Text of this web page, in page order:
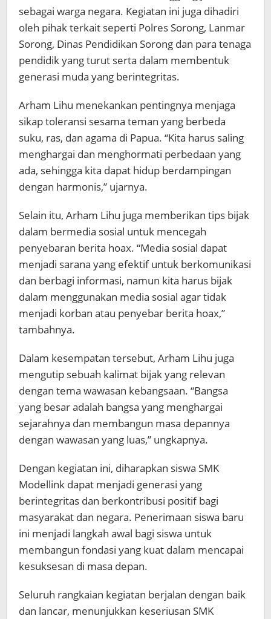
sebagai warga negara. Kegiatan ini juga dihadiri
oleh pihak terkait seperti Polres Sorong, Lanmar
Sorong, Dinas Pendidikan Sorong dan para tenaga
pendidik yang turut serta dalam membentuk
generasi muda yang berintegritas.
Arham Lihu menekankan pentingnya menjaga
sikap toleransi sesama teman yang berbeda
suku, ras, dan agama di Papua. “Kita harus saling
menghargai dan menghormati perbedaan yang
ada, sehingga kita dapat hidup berdampingan
dengan harmonis,” ujarnya.
Selain itu, Arham Lihu juga memberikan tips bijak
dalam bermedia sosial untuk mencegah
penyebaran berita hoax. “Media sosial dapat
menjadi sarana yang efektif untuk berkomunikasi
dan berbagi informasi, namun kita harus bijak
dalam menggunakan media sosial agar tidak
menjadi korban atau penyebar berita hoax,”
tambahnya.
Dalam kesempatan tersebut, Arham Lihu juga
mengutip sebuah kalimat bijak yang relevan
dengan tema wawasan kebangsaan. “Bangsa
yang besar adalah bangsa yang menghargai
sejarahnya dan membangun masa depannya
dengan wawasan yang luas,” ungkapnya.
Dengan kegiatan ini, diharapkan siswa SMK
Modellink dapat menjadi generasi yang
berintegritas dan berkontribusi positif bagi
masyarakat dan negara. Penerimaan siswa baru
ini menjadi langkah awal bagi siswa untuk
membangun fondasi yang kuat dalam mencapai
kesuksesan di masa depan.
Seluruh rangkaian kegiatan berjalan dengan baik
dan lancar, menunjukkan keseriusan SMK